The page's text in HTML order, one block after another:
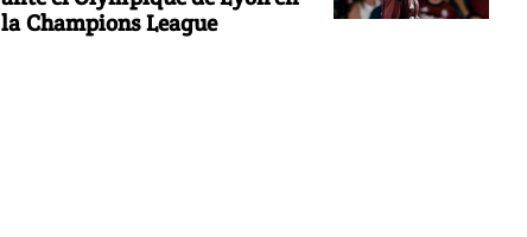
la Champions League